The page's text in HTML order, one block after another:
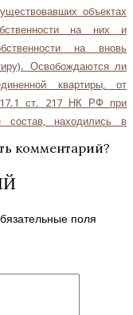
объектах
на них и
на вновь
Освобождаются ли
квартиры, от
17.1 ст. 217 НК РФ при
находились в
комментарий?
поля